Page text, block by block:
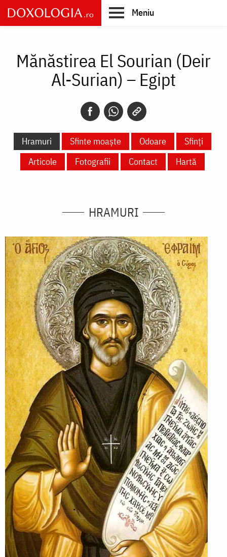
Skip
to
main
Meniu
Mănăstirea El Sourian (Deir
Al-Surian) – Egipt
Hramuri Sfinte moaște Odoare
Sfinți
Articole
Fotografii Contact Hartă
HRAMURI